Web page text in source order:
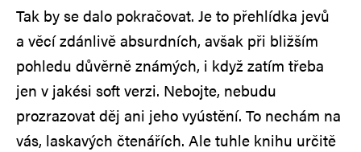
Tak by se dalo pokračovat. Je to přehlídka jevů
a věcí zdánlivě absurdních, avšak při bližším
pohledu důvěrně známých, i když zatím třeba
jen v jakési soft verzi. Nebojte, nebudu
prozrazovat děj ani jeho vyústění. To nechám na
vás, laskavých čtenářích. Ale tuhle knihu určitě